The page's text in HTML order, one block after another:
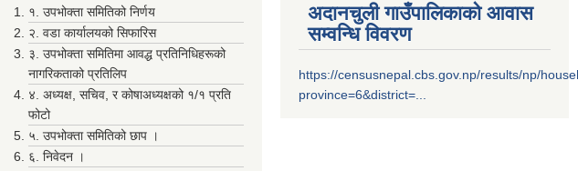
१. उपभोक्ता समितिको निर्णय
२. वडा कार्यालयको सिफारिस
३. उपभोक्ता समितिमा आवद्ध प्रतिनिधिहरूको
नागरिकताको प्रतिलिप
४. अध्यक्ष, सचिव, र कोषाअध्यक्षको १/१ प्रति
फोटो
५. उपभोक्ता समितिको छाप ।
६. निवेदन ।
अदानचुली गाउँपालिकाको आवास
सम्वन्धि विवरण
https://censusnepal.cbs.gov.np/results/np/
province=6&district=...